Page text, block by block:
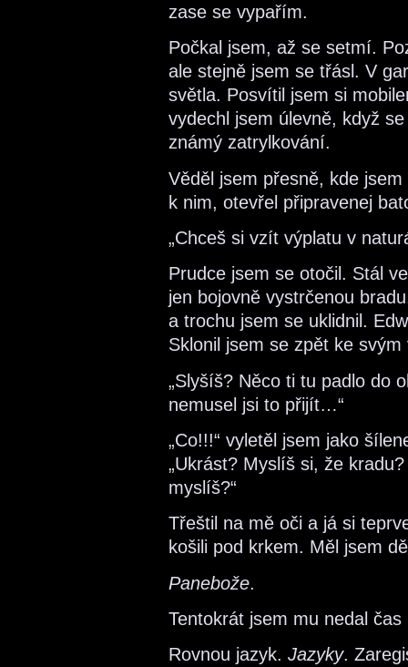
zase se vypařím.
Počkal jsem, až se setmí.
ale stejně jsem se třásl. V
světla. Posvítil jsem si
vydechl jsem úlevně, když
známý zatrylkování.
Věděl jsem přesně, kde
k nim, otevřel připravenej
„Chceš si vzít výplatu v
Prudce jsem se otočil. Stál
jen bojovně vystrčenou
a trochu jsem se uklidnil.
Sklonil jsem se zpět ke svým
„Slyšíš? Něco ti tu padlo do
nemusel jsi to přijít…“
„Co!!!“ vyletěl jsem jako
„Ukrást? Myslíš si, že
myslíš?“
Třeštil na mě oči a já si
košili pod krkem. Měl jsem
Panebože.
Tentokrát jsem mu nedal
Rovnou jazyk. Jazyky.